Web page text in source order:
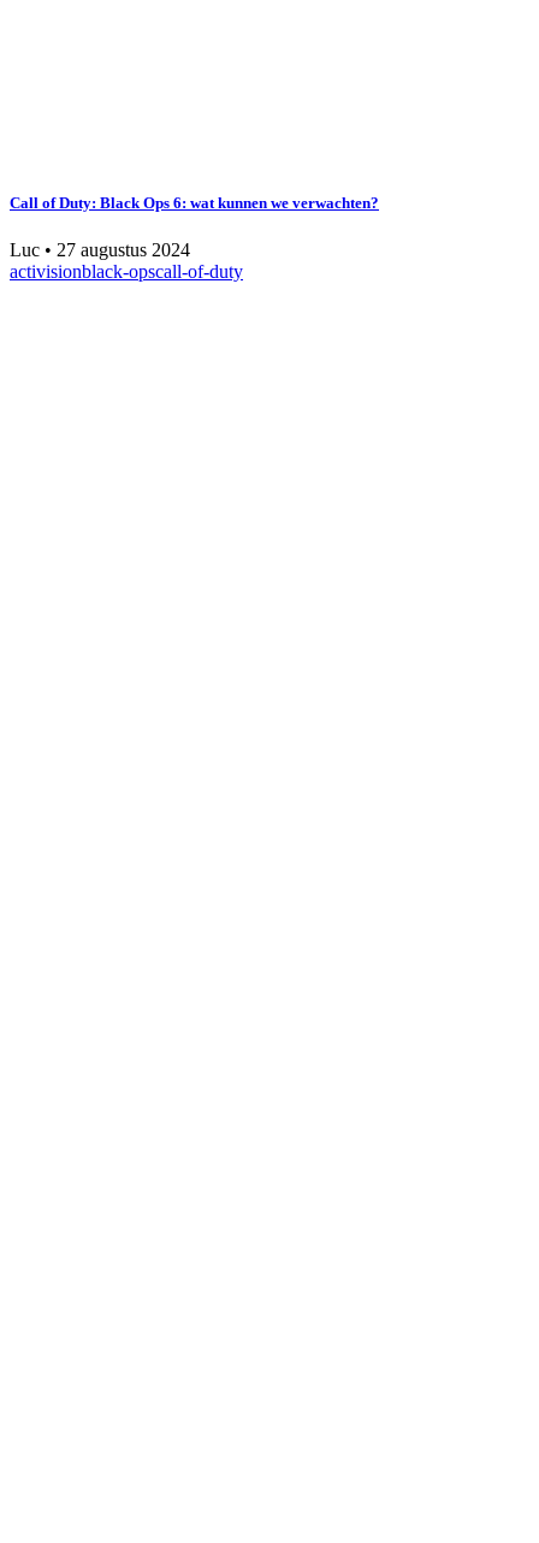
Call of Duty: Black Ops 6: wat kunnen we verwachten?
Luc • 27 augustus 2024
activisionblack-opscall-of-duty